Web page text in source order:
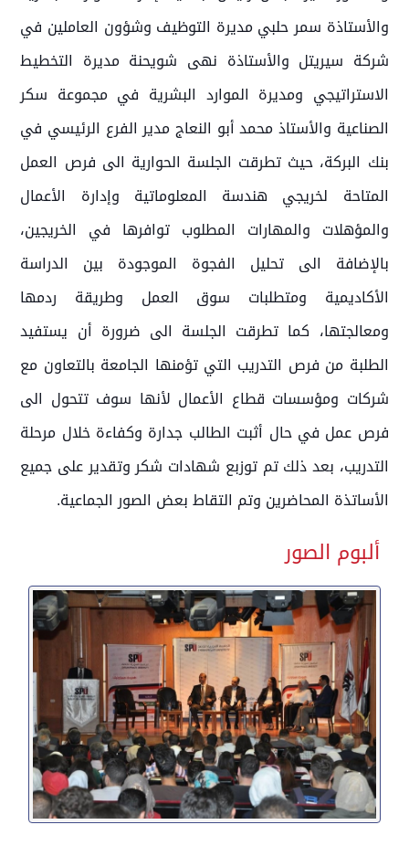
والأستاذة سمر حلبي مديرة التوظيف وشؤون العاملين في
شركة سيريتل والأستاذة نهى شويحنة مديرة التخطيط
الاستراتيجي ومديرة الموارد البشرية في مجموعة سكر
الصناعية والأستاذ محمد أبو النعاج مدير الفرع الرئيسي في
بنك البركة، حيث تطرقت الجلسة الحوارية الى فرص العمل
المتاحة لخريجي هندسة المعلوماتية وإدارة الأعمال
والمؤهلات والمهارات المطلوب توافرها في الخريجين،
بالإضافة الى تحليل الفجوة الموجودة بين الدراسة
الأكاديمية ومتطلبات سوق العمل وطريقة ردمها
ومعالجتها، كما تطرقت الجلسة الى ضرورة أن يستفيد
الطلبة من فرص التدريب التي تؤمنها الجامعة بالتعاون مع
شركات ومؤسسات قطاع الأعمال لأنها سوف تتحول الى
فرص عمل في حال أثبت الطالب جدارة وكفاءة خلال مرحلة
التدريب، بعد ذلك تم توزبع شهادات شكر وتقدير على جميع
الأساتذة المحاضرين وتم التقاط بعض الصور الجماعية.
ألبوم الصور